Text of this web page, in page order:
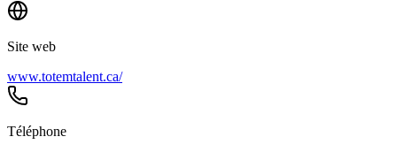
Site web
www.totemtalent.ca/
Téléphone